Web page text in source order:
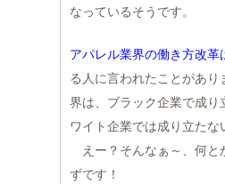
なっているそうです。
アパレル業界の働き方改革
る人に言われたことがあり
界は、ブラック企業で成り
ワイト企業では成り立たな
えー？そんなぁ～、何と
ずです！